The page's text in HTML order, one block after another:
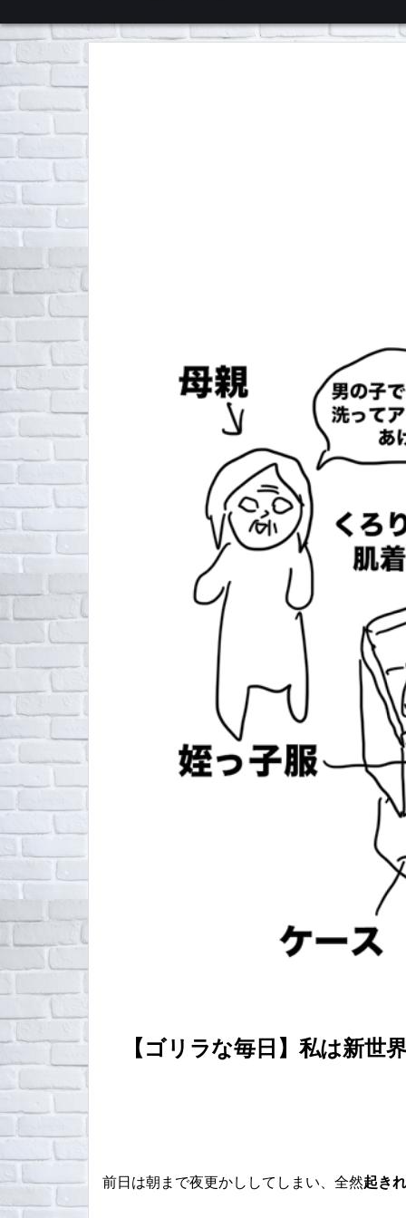
くろチャンネル
【ゴリラな毎日】私は新
前日は朝まで夜更かししてしまい、全然起き